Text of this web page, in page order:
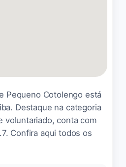
Pequeno Cotolengo está
Destaque na categoria
voluntariado, conta com
Confira aqui todos os